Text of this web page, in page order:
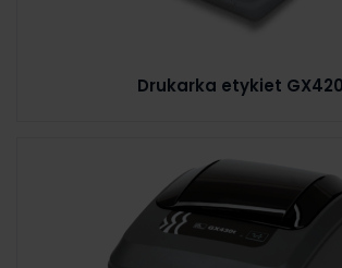
Drukarka etykiet